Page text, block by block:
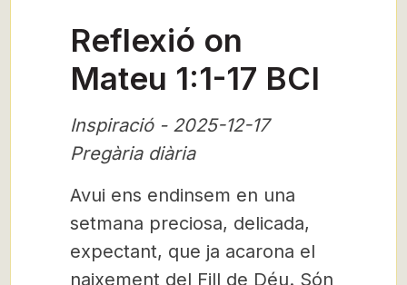
Reflexió on
Mateu 1:1-17 BCI
Inspiració - 2025-12-17
Pregària diària
Avui ens endinsem en una
setmana preciosa, delicada,
expectant, que ja acarona el
naixement del Fill de Déu. Són